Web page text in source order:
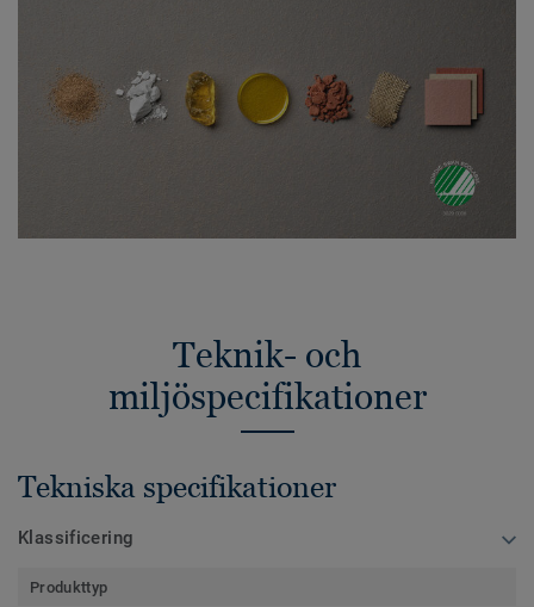
Teknik- och
miljöspecifikationer
Tekniska specifikationer
Klassificering
Produkttyp